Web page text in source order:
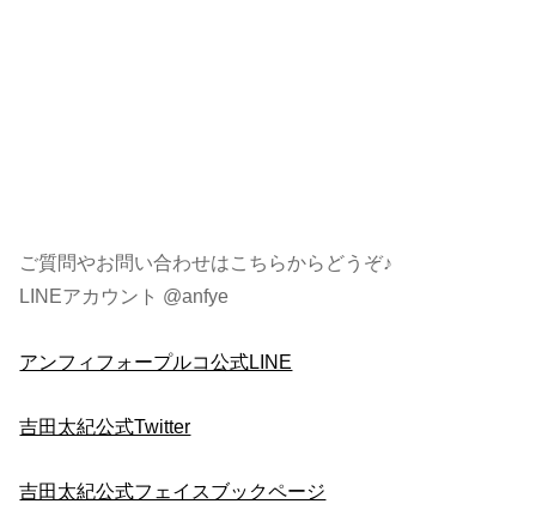
ご質問やお問い合わせはこちらからどうぞ♪
LINEアカウント @anfye
アンフィフォープルコ公式LINE
吉田太紀公式Twitter
吉田太紀公式フェイスブックページ